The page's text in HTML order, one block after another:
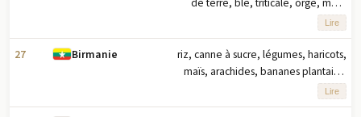
colza, seigle, poulet (2023) note : dix
principaux produits agricoles basés
sur le tonnage
Lire
27 Birmanie
riz, canne à sucre, légumes, haricots,
maïs, arachides, bananes plantains,
fruits, noix de coco, oignons (2023)
note : dix principaux produits
Lire